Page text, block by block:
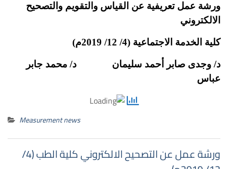
ورشة عمل تعريفية عن القياس والتقويم والتصحيح
الالكتروني
كلية الخدمة الاجتماعية (4/ 12/ 2019م)
د/ وجدى صابر أحمد سليمان د/ محمد جابر
عباس
Measurement news
ورشة عمل عن التصحيح الالكتروني كلية الطب (4/